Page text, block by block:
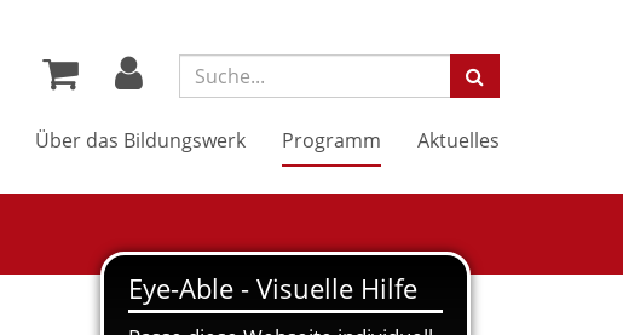
Suchbegriff:
Über das Bildungswerk Programm Aktuelles